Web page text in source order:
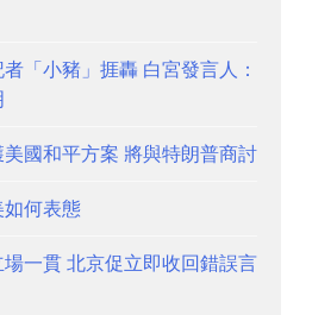
「小豬」捱轟 白宮發言人：
國和平方案 將與特朗普商討
何表態
一貫 北京促立即收回錯誤言